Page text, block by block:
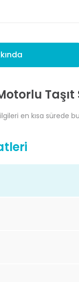
en kısa sürede